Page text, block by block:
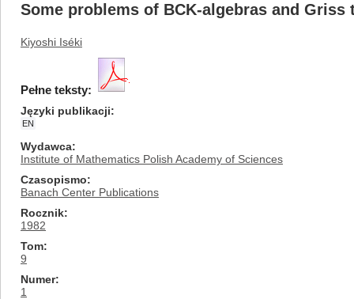
Some problems of BCK-algebras and Griss
Kiyoshi Iséki
Pełne teksty:
Języki publikacji
EN
Wydawca
Institute of Mathematics Polish Academy of Sciences
Czasopismo
Banach Center Publications
Rocznik
1982
Tom
9
Numer
1